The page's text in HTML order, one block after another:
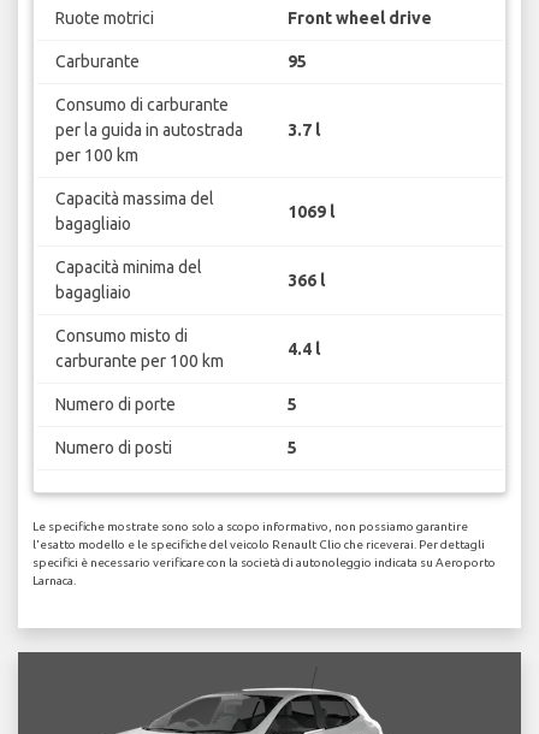
Ruote motrici Front wheel drive
Carburante 95
Consumo di carburante
per la guida in autostrada
per 100 km
3.7 l
Capacità massima del
bagagliaio
1069 l
Capacità minima del
bagagliaio
366 l
Consumo misto di
carburante per 100 km
4.4 l
Numero di porte 5
Numero di posti 5
Le specifiche mostrate sono solo a scopo informativo, non possiamo garantire
l'esatto modello e le specifiche del veicolo Renault Clio che riceverai. Per dettagli
specifici è necessario verificare con la società di autonoleggio indicata su Aeroporto
Larnaca.